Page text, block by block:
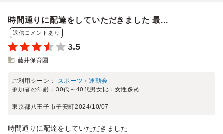
時間通りに配達をしていただきました 最...
返信コメントあり
3.5
藤井保育園
ご利用シーン： スポーツ ›運動会
参加者の年齢：30代～40代男女比： 女性多め
東京都八王子市子安町2024/10/07
時間通りに配達をしていただきました